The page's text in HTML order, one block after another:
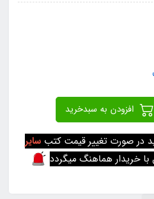
در صورت تغییر قیمت کتب سایر
با خریدار هماهنگ میگردد